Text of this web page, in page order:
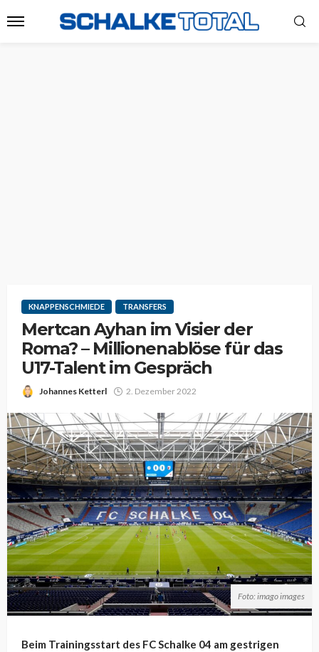
KNAPPENSCHMIEDE TRANSFERS
Mertcan Ayhan im Visier der
Roma? – Millionenablöse für das
U17-Talent im Gespräch
Johannes Ketterl 2. Dezember 2022
Foto: imago images
Beim Trainingsstart des FC Schalke 04 am gestrigen